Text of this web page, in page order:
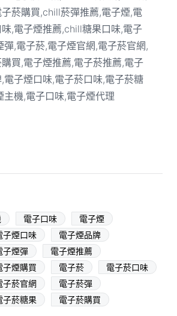
電子口味
電子煙
子煙口味
電子煙品牌
子煙彈
電子煙推薦
子煙購買 電子菸
電子菸口味
子菸官網
電子菸彈
子菸糖果 電子菸購買